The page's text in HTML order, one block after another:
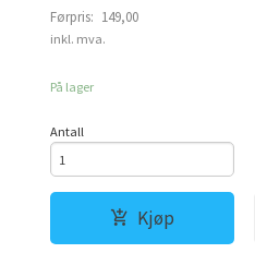
Førpris: 149,00
Rabatt
inkl. mva.
På lager
Antall
Kjøp